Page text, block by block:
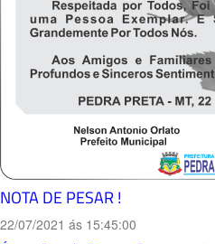
NOTA DE PESAR !
22/07/2021 ás 15:45:00